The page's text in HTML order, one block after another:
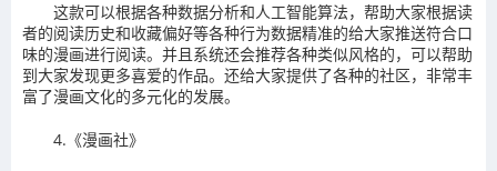
这款可以根据各种数据分析和人工智能算法，帮助大家根据读
者的阅读历史和收藏偏好等各种行为数据精准的给大家推送符合口
味的漫画进行阅读。并且系统还会推荐各种类似风格的，可以帮助
到大家发现更多喜爱的作品。还给大家提供了各种的社区，非常丰
富了漫画文化的多元化的发展。
4.《漫画社》